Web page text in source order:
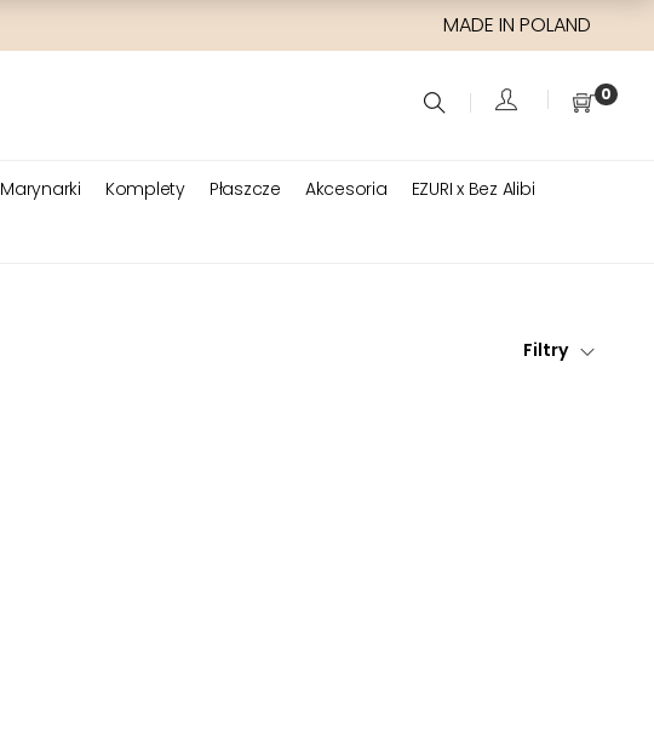
MADE IN POLAND
0
Marynarki Komplety Płaszcze Akcesoria
EZURI x Bez Alibi
Filtry